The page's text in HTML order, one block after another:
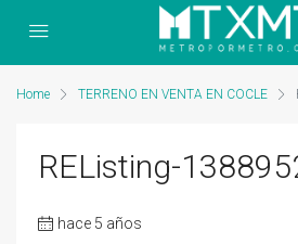
Home TERRENO EN VENTA EN COCLE
REListing-
hace 5 años